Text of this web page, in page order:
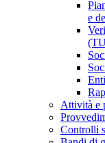
e
Attività e
Controlli